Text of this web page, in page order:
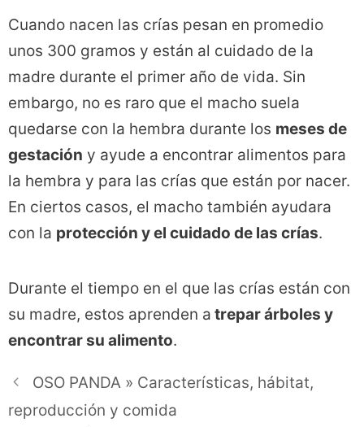
Cuando nacen las crías pesan en promedio
unos 300 gramos y están al cuidado de la
madre durante el primer año de vida. Sin
embargo, no es raro que el macho suela
quedarse con la hembra durante los meses de
gestación y ayude a encontrar alimentos para
la hembra y para las crías que están por nacer.
En ciertos casos, el macho también ayudara
con la protección y el cuidado de las crías.
Durante el tiempo en el que las crías están con
su madre, estos aprenden a trepar árboles y
encontrar su alimento.
OSO PANDA » Características, hábitat,
reproducción y comida